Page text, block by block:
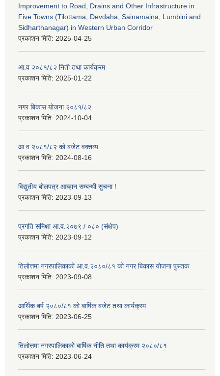
Improvement to Road, Drains and Other Infrastructure in
Five Towns (Tilottama, Devdaha, Sainamaina, Lumbini and
Sidharthanagar) in Western Urban Corridor
प्रकाशन मिति: 2025-04-25
आ.व २०८१/८२ निती तथा कार्यक्रम
प्रकाशन मिति: 2025-01-22
नगर बिकास योजना २०८१/८२
प्रकाशन मिति: 2024-10-04
आ.व २०८१/८२ को बजेट वक्तब्य
प्रकाशन मिति: 2024-08-16
विद्युतीय बोलपत्र आब्हान सम्बन्धी सुचना !
प्रकाशन मिति: 2023-09-13
प्रगति समिक्षा आ.व.२०७९ / ०८० (संक्षेप)
प्रकाशन मिति: 2023-09-12
तिलोत्तमा नगरपालिकाको आ.व.२०८०/८१ को नगर बिकास योजना पुस्तक
प्रकाशन मिति: 2023-09-08
आर्थिक बर्ष २०८०/८१ को बार्षिक बजेट तथा कार्यक्रम
प्रकाशन मिति: 2023-06-25
तिलोत्तमा नगरपालिकाको बार्षिक नीति तथा कार्यक्रम २०८०/८१
प्रकाशन मिति: 2023-06-24